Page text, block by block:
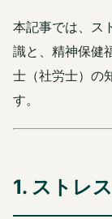
本記事では、ス
識と、精神保健
士（社労士）の
す。
1. ストレ